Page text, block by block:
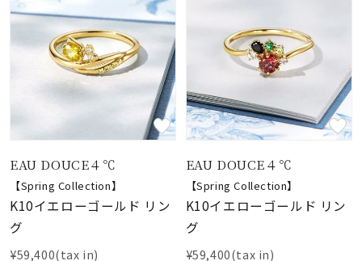
EAU DOUCE４℃
【Spring Collection】
K10イエローゴールド リン
グ
¥59,400(tax in)
EAU DOUCE４℃
【Spring Collection】
K10イエローゴールド リン
グ
¥59,400(tax in)